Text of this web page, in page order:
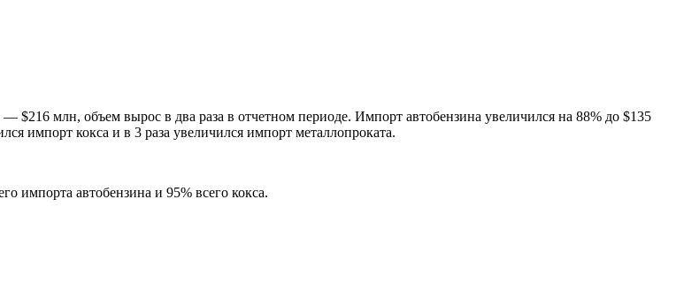
млн, объем вырос в два раза в отчетном периоде. Импорт автобензина увеличился на 88% до $135
импорт кокса и в 3 раза увеличился импорт металлопроката.
импорта автобензина и 95% всего кокса.